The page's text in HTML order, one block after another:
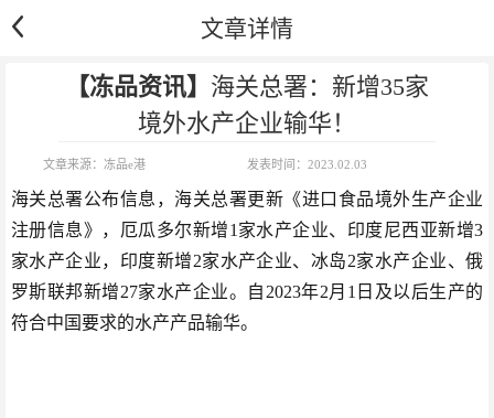
文章详情
【冻品资讯】 海关总署：新增35家
境外水产企业输华！
文章来源： 冻品e港 发表时间： 2023.02.03
海关总署公布信息，海关总署更新《进口食品境外生产企业
注册信息》，厄瓜多尔新增1家水产企业、印度尼西亚新增3
家水产企业，印度新增2家水产企业、冰岛2家水产企业、俄
罗斯联邦新增27家水产企业。自2023年2月1日及以后生产的
符合中国要求的水产产品输华。